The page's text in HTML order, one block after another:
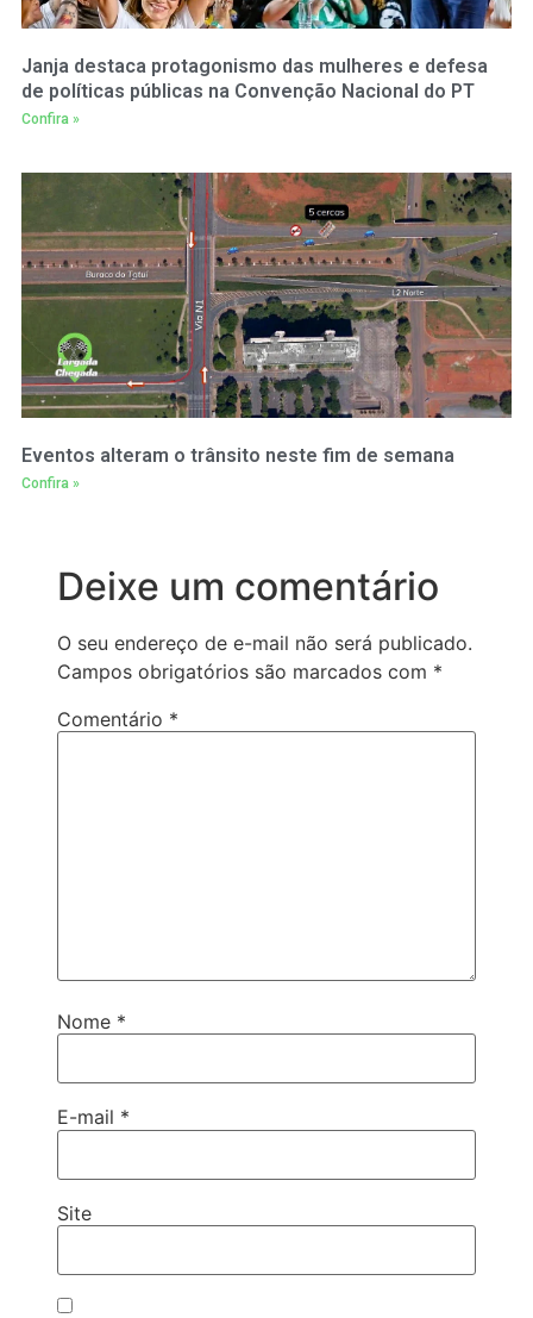
Janja destaca protagonismo das mulheres e defesa
de políticas públicas na Convenção Nacional do PT
Confira »
Eventos alteram o trânsito neste fim de semana
Confira »
Deixe um comentário
O seu endereço de e-mail não será publicado.
Campos obrigatórios são marcados com *
Comentário *
Nome *
E-mail *
Site